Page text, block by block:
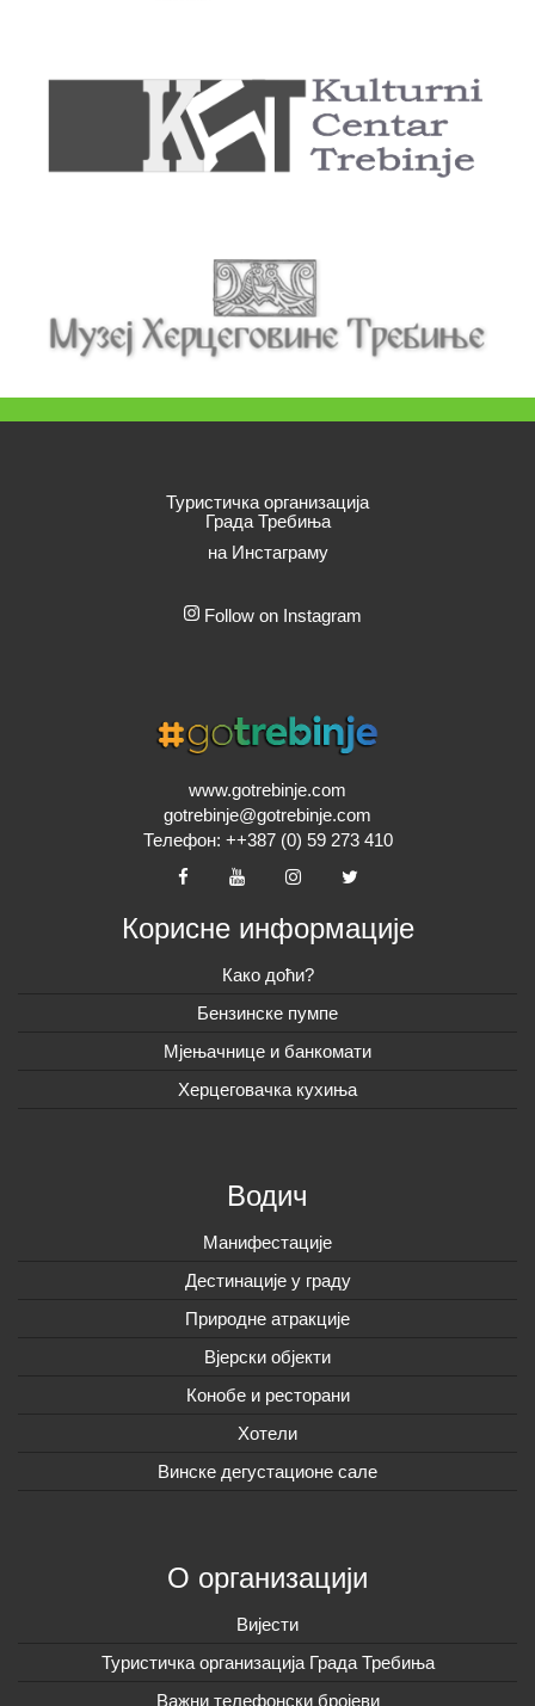
Туристичка организација
Града Требиња
на Инстаграму
Follow on Instagram
www.gotrebinje.com
gotrebinje@gotrebinje.com
Телефон: ++387 (0) 59 273 410
Корисне информације
Како доћи?
Бензинске пумпе
Мјењачнице и банкомати
Херцеговачка кухиња
Водич
Манифестације
Дестинације у граду
Природне атракције
Вјерски објекти
Конобе и ресторани
Хотели
Винске дегустационе сале
О организацији
Вијeсти
Туристичка организација Града Требиња
Важни телефонски бројеви